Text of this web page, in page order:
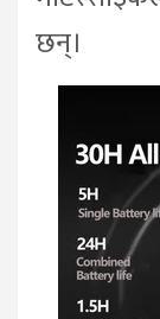
छन्।